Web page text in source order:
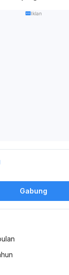
Iklan
Gabung